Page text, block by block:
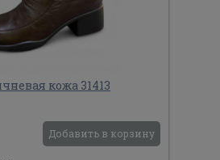
кожа 31413
Добавить в корзину